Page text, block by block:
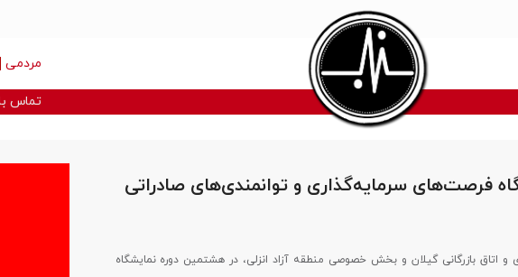
مردمی
تماس
فرصت‌های سرمایه‌گذاری و توانمندی‌های صادراتی
و اتاق بازرگانی گیلان و بخش خصوصی منطقه آزاد انزلی، در هشتمین دوره نمایشگاه